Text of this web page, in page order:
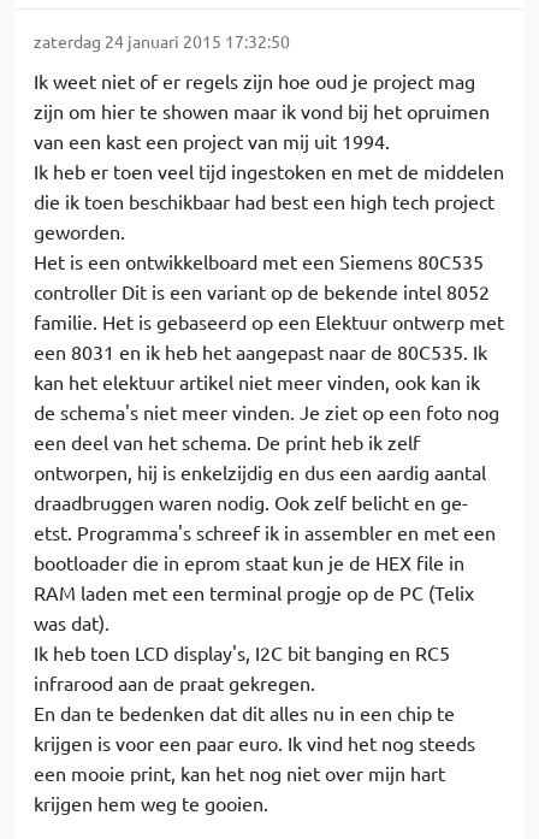
zaterdag 24 januari 2015 17:32:50
Ik weet niet of er regels zijn hoe oud je project mag
zijn om hier te showen maar ik vond bij het opruimen
van een kast een project van mij uit 1994.
Ik heb er toen veel tijd ingestoken en met de middelen
die ik toen beschikbaar had best een high tech project
geworden.
Het is een ontwikkelboard met een Siemens 80C535
controller Dit is een variant op de bekende intel 8052
familie. Het is gebaseerd op een Elektuur ontwerp met
een 8031 en ik heb het aangepast naar de 80C535. Ik
kan het elektuur artikel niet meer vinden, ook kan ik
de schema's niet meer vinden. Je ziet op een foto nog
een deel van het schema. De print heb ik zelf
ontworpen, hij is enkelzijdig en dus een aardig aantal
draadbruggen waren nodig. Ook zelf belicht en ge-
etst. Programma's schreef ik in assembler en met een
bootloader die in eprom staat kun je de HEX file in
RAM laden met een terminal progje op de PC (Telix
was dat).
Ik heb toen LCD display's, I2C bit banging en RC5
infrarood aan de praat gekregen.
En dan te bedenken dat dit alles nu in een chip te
krijgen is voor een paar euro. Ik vind het nog steeds
een mooie print, kan het nog niet over mijn hart
krijgen hem weg te gooien.